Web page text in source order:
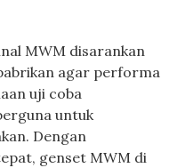
MWM disarankan
agar performa
uji coba
untuk
Dengan
genset MWM di